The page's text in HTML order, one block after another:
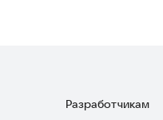
Разработчикам